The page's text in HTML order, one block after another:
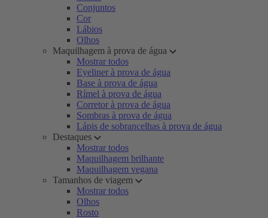
Conjuntos
Cor
Lábios
Olhos
Maquilhagem à prova de água
Mostrar todos
Eyeliner à prova de água
Base à prova de água
Rímel à prova de água
Corretor à prova de água
Sombras à prova de água
Lápis de sobrancelhas à prova de água
Destaques
Mostrar todos
Maquilhagem brilhante
Maquilhagem vegana
Tamanhos de viagem
Mostrar todos
Olhos
Rosto